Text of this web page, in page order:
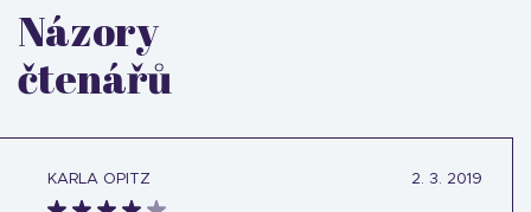
Názory
čtenářů
KARLA OPITZ 2. 3. 2019